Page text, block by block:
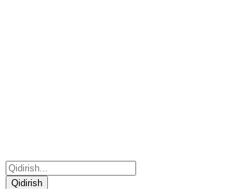
Qidirish